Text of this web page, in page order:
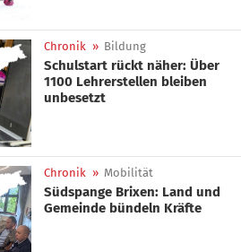
Chronik » Bildung
Schulstart rückt näher: Über
1100 Lehrerstellen bleiben
unbesetzt
Chronik » Mobilität
Südspange Brixen: Land und
Gemeinde bündeln Kräfte